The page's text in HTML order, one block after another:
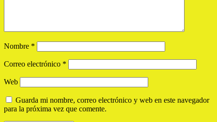
Nombre *
Correo electrónico *
Web
Guarda mi nombre, correo electrónico y web en este navegador
para la próxima vez que comente.